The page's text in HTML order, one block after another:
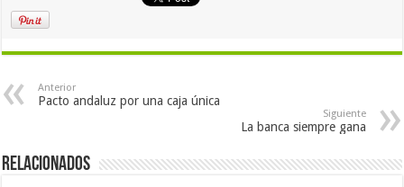
Anterior
Pacto andaluz por una caja única
Siguiente
La banca siempre gana
Relacionados